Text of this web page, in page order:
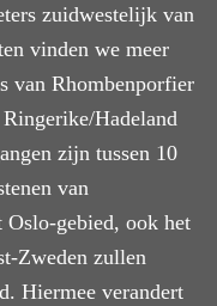
zuidwestelijk van
vinden we meer
van Rhombenporfier
Hadeland
zijn tussen 10
van
Oslo-gebied, ook het
Zweden zullen
Hiermee verandert